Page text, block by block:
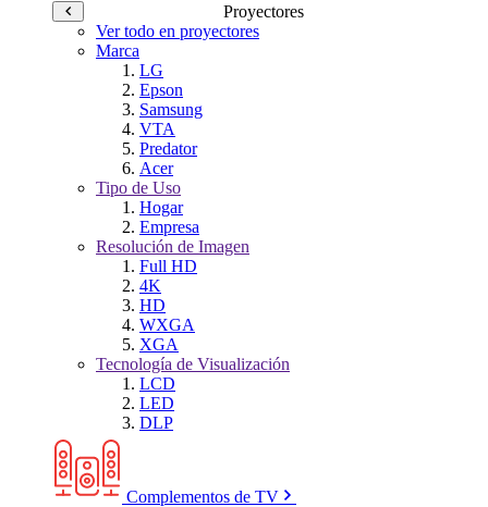
Proyectores
Ver todo en proyectores
Marca
LG
Epson
Samsung
VTA
Predator
Acer
Tipo de Uso
Hogar
Empresa
Resolución de Imagen
Full HD
4K
HD
WXGA
XGA
Tecnología de Visualización
LCD
LED
DLP
Complementos de TV